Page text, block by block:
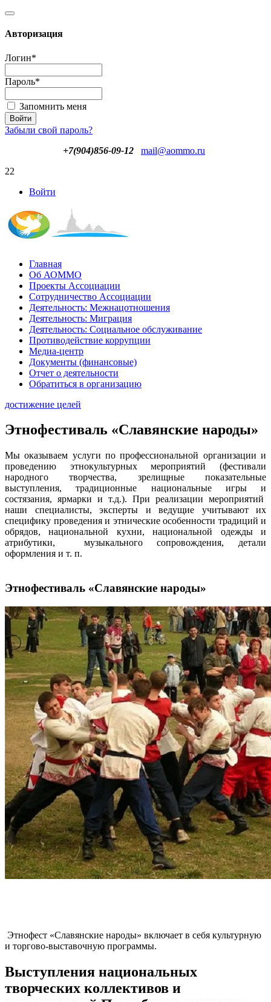
Авторизация
Логин*
Пароль*
Запомнить меня
Забыли свой пароль?
+7(904)856-09-12
mail@aommo.ru
22
Войти
Главная
Об АОММО
Проекты Ассоциации
Сотрудничество Ассоциации
Деятельность: Межнацотношения
Деятельность: Миграция
Деятельность: Социальное обслуживание
Противодействие коррупции
Медиа-центр
Документы (финансовые)
Отчет о деятельности
Обратиться в организацию
достижение целей
Этнофестиваль «Славянские народы»
Мы оказываем услуги по профессиональной организации и
проведению этнокультурных мероприятий (фестивали
народного творчества, зрелищные показательные
выступления, традиционные национальные игры и
состязания, ярмарки и т.д.). При реализации мероприятий
наши специалисты, эксперты и ведущие учитывают их
специфику проведения и этнические особенности традиций и
обрядов, национальной кухни, национальной одежды и
атрибутики, музыкального сопровождения, детали
оформления и т. п.
Этнофестиваль «Славянские народы»
Этнофест «Славянские народы» включает в себя культурную
и торгово-выставочную программы.
Выступления национальных
творческих коллективов и